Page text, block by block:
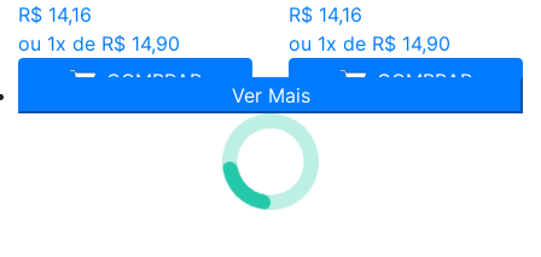
R$ 14,16
ou 1x de R$ 14,90
COMPRAR
R$ 14,16
ou 1x de R$ 14,90
COMPRAR
Ver Mais